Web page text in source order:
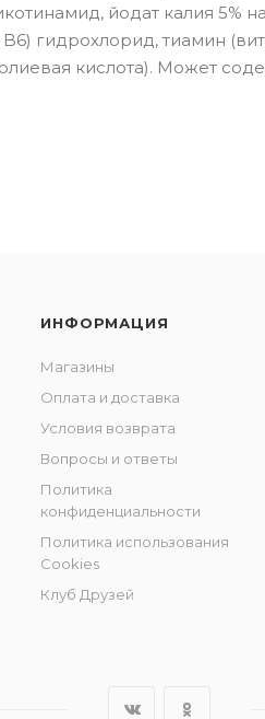
йодат калия 5% на
гидрохлорид, тиамин
кислота). Может
ИНФОРМАЦИЯ
Магазины
Оплата и доставка
Условия возврата
Вопросы и ответы
Политика
конфиденциальности
Политика использования
Cookies
Клуб Друзей